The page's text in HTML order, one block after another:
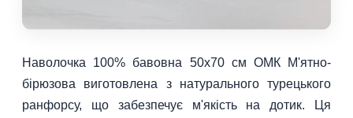
Наволочка 100% бавовна 50х70 см ОМК М'ятно-
бірюзова виготовлена з натурального турецького
ранфорсу, що забезпечує м'якість на дотик. Ця